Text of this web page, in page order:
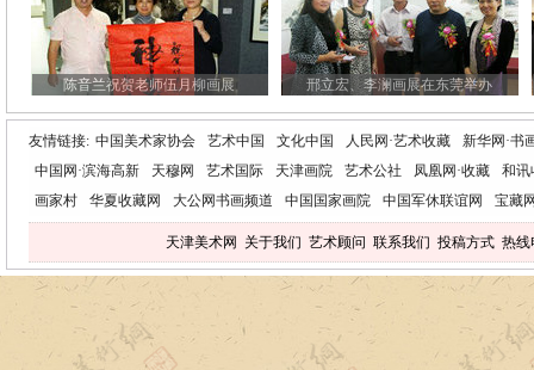
陈音兰祝贺老师伍月柳画展 邢立宏、李澜画展在东莞举办
友情链接: 中国美术家协会 艺术中国 文化中国 人民网·艺术收藏
新华网·书
中国网·滨海高新
天穆网 艺术国际 天津画院 艺术公社 凤凰网·收藏
和讯
画家村
华夏收藏网 大公网书画频道 中国国家画院 中国军休联谊网 宝藏
天津美术网 关于我们 艺术顾问 联系我们 投稿方式 热线